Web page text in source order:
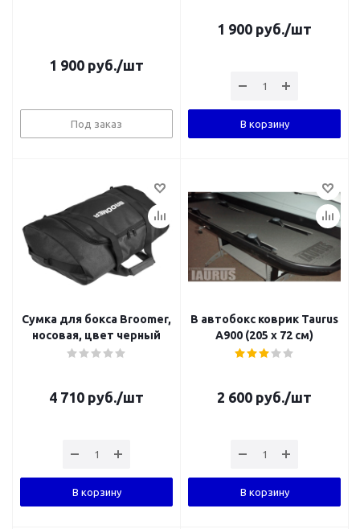
1 900 руб./шт
Под заказ
1 900 руб./шт
В корзину
Сумка для бокса Broomer,
носовая, цвет черный
4 710 руб./шт
В корзину
В автобокс коврик Taurus
А900 (205 х 72 см)
2 600 руб./шт
В корзину